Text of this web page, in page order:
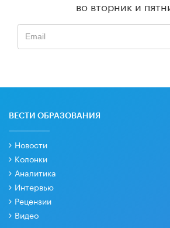
во вторник и
ВЕСТИ ОБРАЗОВАНИЯ
Новости
Колонки
Аналитика
Интервью
Рецензии
Видео